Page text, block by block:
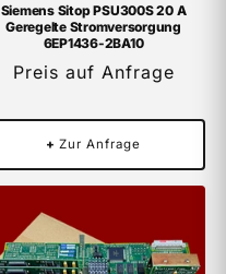
Siemens Sitop PSU300S 20 A
Geregelte Stromversorgung
6EP1436-2BA10
Preis auf Anfrage
+ Zur Anfrage